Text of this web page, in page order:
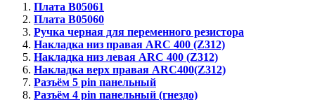
Плата B05061
Плата B05060
Ручка черная для переменного резистора
Накладка низ правая ARC 400 (Z312)
Накладка низ левая ARC 400 (Z312)
Накладка верх правая ARC400(Z312)
Разъём 5 pin панельный
Разъём 4 pin панельный (гнездо)